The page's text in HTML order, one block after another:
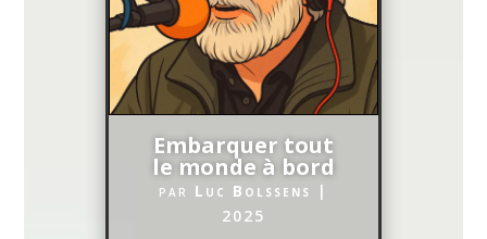
Embarquer tout
le monde à bord
par Luc Bolssens |
2025